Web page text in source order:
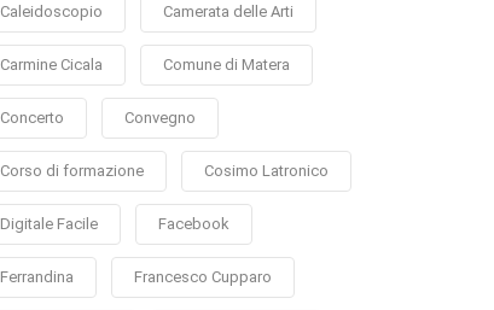
Caleidoscopio Camerata delle Arti
Carmine Cicala Comune di Matera
Concerto Convegno
Corso di formazione Cosimo Latronico
Digitale Facile Facebook
Ferrandina Francesco Cupparo